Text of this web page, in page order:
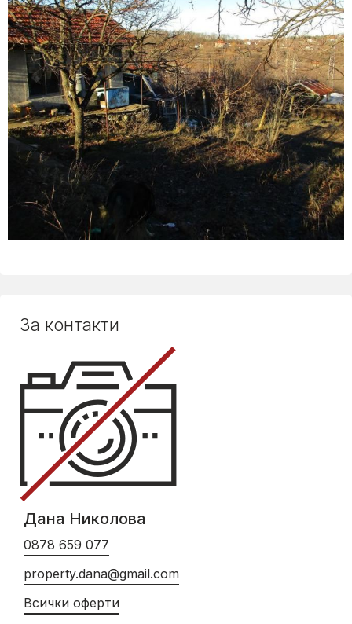
За контакти
Дана Николова
0878 659 077
property.dana@gmail.com
Всички оферти